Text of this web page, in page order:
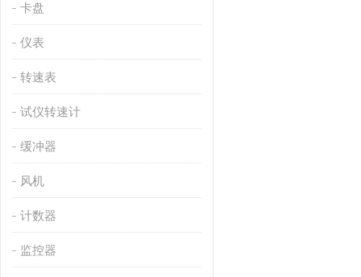
卡盘
仪表
转速表
试仪转速计
缓冲器
风机
计数器
监控器